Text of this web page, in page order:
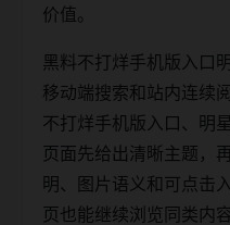
价值。
黑料不打烊手机版入口
移动端搜索和站内连续
不打烊手机版入口、明
页面先给出清晰主题，
明、图片语义和可点击
页也能继续浏览同类内